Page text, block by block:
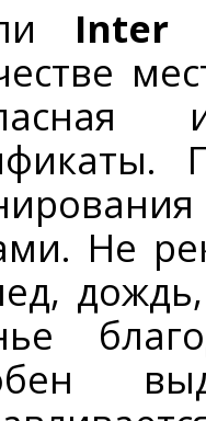
Inter
Не